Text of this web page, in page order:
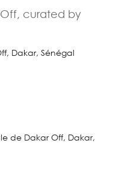
curated by
Dakar, Sénégal
de Dakar Off, Dakar,